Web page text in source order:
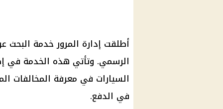
أطلقت إدارة المرور خدمة البحث
الرسمي. وتأتي هذه الخدمة في
السيارات في معرفة المخالفات
في الدفع.